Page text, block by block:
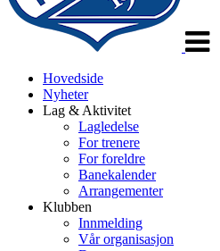
Hovedside
Nyheter
Lag & Aktivitet
Lagledelse
For trenere
For foreldre
Banekalender
Arrangementer
Klubben
Innmelding
Vår organisasjon